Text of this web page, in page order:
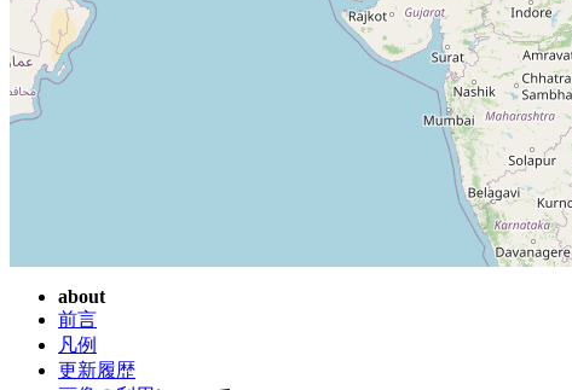
about
前言
凡例
更新履歴